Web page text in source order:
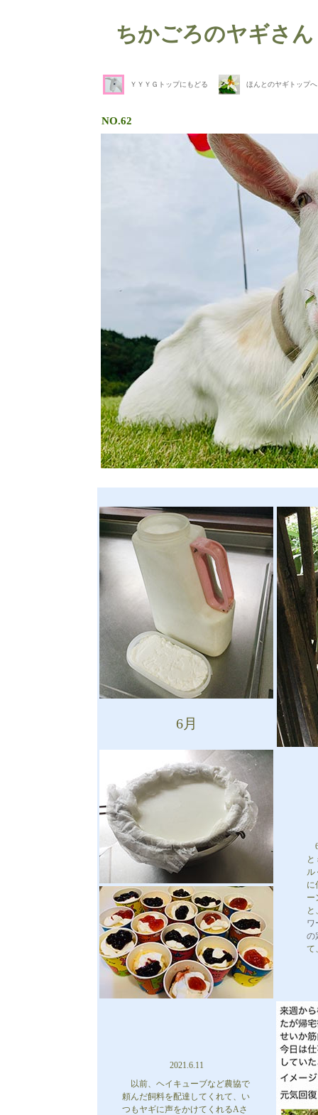
ちかごろのヤギさん
ＹＹＹＧトップにもどる ほんとのヤギトップへ
NO.62
6月
6
と
ル
に
ー
と
ワ
の
て
2021.6.11
以前、ヘイキューブなど農協で
頼んだ飼料を配達してくれて、い
つもヤギに声をかけてくれるAさ